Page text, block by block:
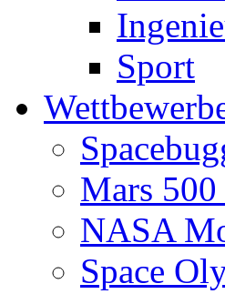
Sport
Mars
NASA
Space